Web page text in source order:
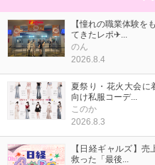
【憧れの職業体験を
てきたレポ✈...
のん
2026.8.4
夏祭り・花火大会に
向け私服コーデ...
このか
2026.8.3
【日経ギャルズ】
救った「最後...